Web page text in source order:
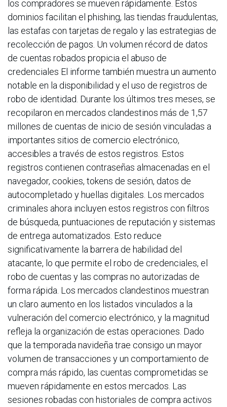
los compradores se mueven rápidamente. Estos
dominios facilitan el phishing, las tiendas fraudulentas,
las estafas con tarjetas de regalo y las estrategias de
recolección de pagos. Un volumen récord de datos
de cuentas robados propicia el abuso de
credenciales El informe también muestra un aumento
notable en la disponibilidad y el uso de registros de
robo de identidad. Durante los últimos tres meses, se
recopilaron en mercados clandestinos más de 1,57
millones de cuentas de inicio de sesión vinculadas a
importantes sitios de comercio electrónico,
accesibles a través de estos registros. Estos
registros contienen contraseñas almacenadas en el
navegador, cookies, tokens de sesión, datos de
autocompletado y huellas digitales. Los mercados
criminales ahora incluyen estos registros con filtros
de búsqueda, puntuaciones de reputación y sistemas
de entrega automatizados. Esto reduce
significativamente la barrera de habilidad del
atacante, lo que permite el robo de credenciales, el
robo de cuentas y las compras no autorizadas de
forma rápida. Los mercados clandestinos muestran
un claro aumento en los listados vinculados a la
vulneración del comercio electrónico, y la magnitud
refleja la organización de estas operaciones. Dado
que la temporada navideña trae consigo un mayor
volumen de transacciones y un comportamiento de
compra más rápido, las cuentas comprometidas se
mueven rápidamente en estos mercados. Las
sesiones robadas con historiales de compra activos